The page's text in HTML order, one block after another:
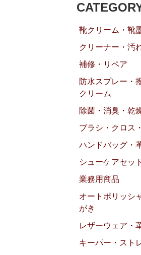
靴クリーム・靴
クリーナー・汚
補修・リペア
防水スプレー・
クリーム
除菌・消臭・乾
ブラシ・クロス
ハンドバッグ・
シューケアセット
業務用商品
オートポリッシ
がき
レザーウェア・
キーパー・スト